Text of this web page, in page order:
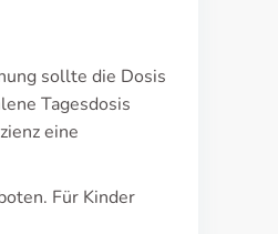
sollte die Dosis
Tagesdosis
eine
Für Kinder